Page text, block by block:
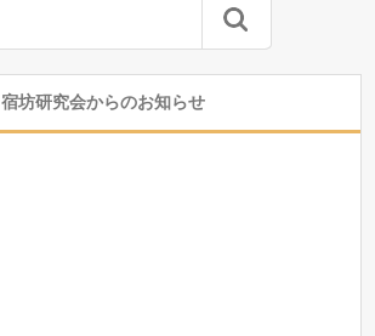
宿坊研究会からのお知らせ